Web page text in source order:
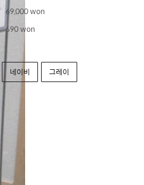
69,000 won
690 won
네이비 그레이